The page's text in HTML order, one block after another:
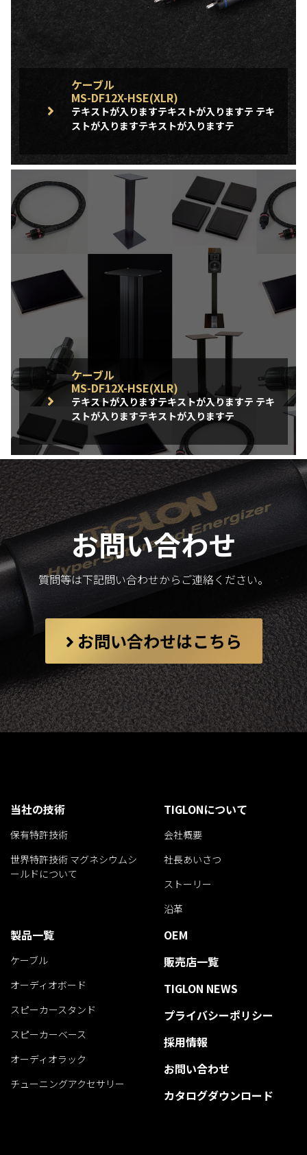
ケーブル
MS-DF12X-HSE(XLR)
テキストが入りますテキストが入りますテ テキ
ストが入りますテキストが入りますテ
ケーブル
MS-DF12X-HSE(XLR)
テキストが入りますテキストが入りますテ テキ
ストが入りますテキストが入りますテ
お問い合わせ
質問等は下記問い合わせからご連絡ください。
お問い合わせはこちら
当社の技術
保有特許技術
世界特許技術 マグネシウムシ
ールドについて
TIGLONについて
会社概要
社長あいさつ
ストーリー
沿革
製品一覧
ケーブル
オーディオボード
スピーカースタンド
スピーカーベース
オーディオラック
チューニングアクセサリー
OEM
販売店一覧
TIGLON NEWS
プライバシーポリシー
採用情報
お問い合わせ
カタログダウンロード